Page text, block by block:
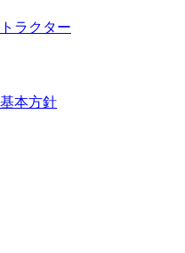
ラクター
本方針